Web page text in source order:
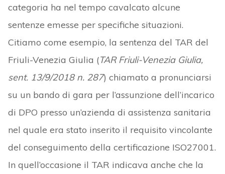
categoria ha nel tempo cavalcato alcune
sentenze emesse per specifiche situazioni.
Citiamo come esempio, la sentenza del TAR del
Friuli-Venezia Giulia (TAR Friuli-Venezia Giulia,
sent. 13/9/2018 n. 287) chiamato a pronunciarsi
su un bando di gara per l’assunzione dell’incarico
di DPO presso un’azienda di assistenza sanitaria
nel quale era stato inserito il requisito vincolante
del conseguimento della certificazione ISO27001.
In quell’occasione il TAR indicava anche che la